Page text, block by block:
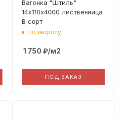
(Рабочая ширина)
110
Вагонка "Штиль"
14х110х4000 лиственница
В сорт
по запросу
1 750 ₽/м2
ПОД ЗАКАЗ